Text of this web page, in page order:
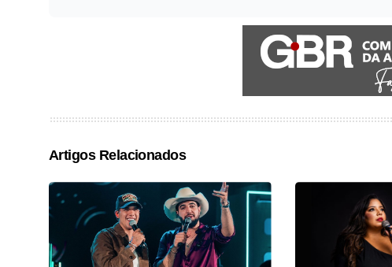
Artigos Relacionados